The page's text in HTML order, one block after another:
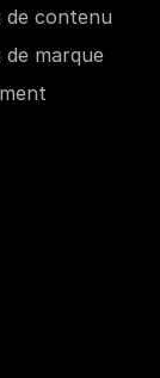
de contenu
marque